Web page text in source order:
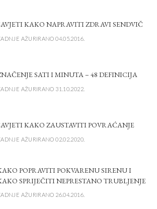
KAKO NAPRAVITI ZDRAVI SENDVIČ
AŽURIRANO 04.05.2016.
SATI I MINUTA – 48 DEFINICIJA
AŽURIRANO 31.10.2022.
KAKO ZAUSTAVITI POVRAĆANJE
AŽURIRANO 02.02.2020.
POPRAVITI POKVARENU SIRENU I
SPRIJEČITI NEPRESTANO TRUBLJENJE
AŽURIRANO 26.04.2016.